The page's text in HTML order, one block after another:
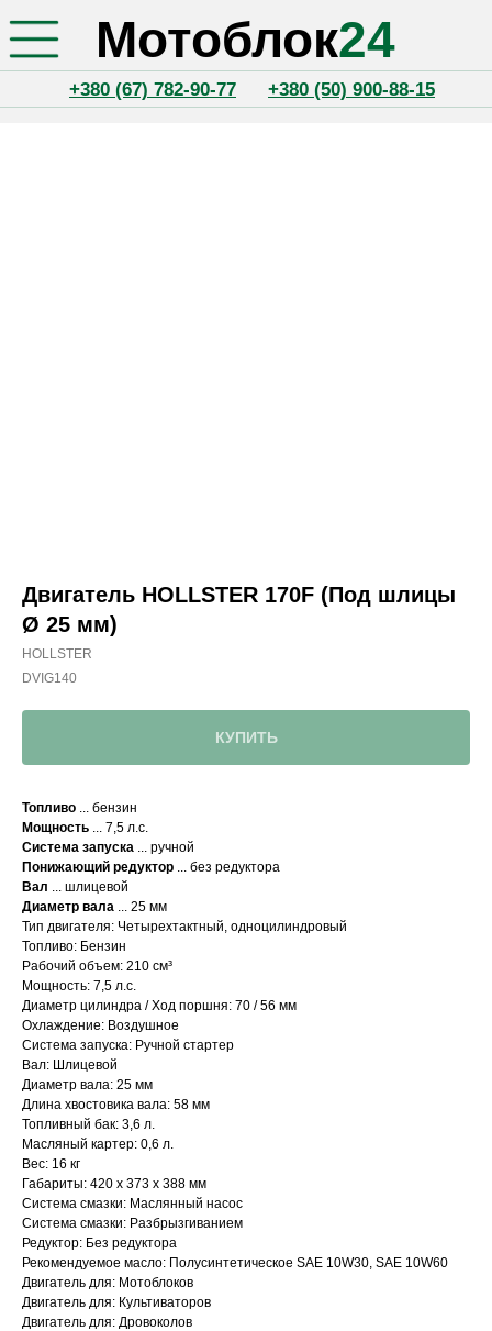
Мотоблок24
Двигатель HOLLSTER 170F (Под шлицы
Ø 25 мм)
HOLLSTER
DVIG140
КУПИТЬ
Топливо ... бензин
Мощность ... 7,5 л.с.
Система запуска ... ручной
Понижающий редуктор ... без редуктора
Вал ... шлицевой
Диаметр вала ... 25 мм
Тип двигателя: Четырехтактный, одноцилиндровый
Топливо: Бензин
Рабочий объем: 210 см³
Мощность: 7,5 л.с.
Диаметр цилиндра / Ход поршня: 70 / 56 мм
Охлаждение: Воздушное
Система запуска: Ручной стартер
Вал: Шлицевой
Диаметр вала: 25 мм
Длина хвостовика вала: 58 мм
Топливный бак: 3,6 л.
Масляный картер: 0,6 л.
Вес: 16 кг
Габариты: 420 x 373 x 388 мм
Система смазки: Маслянный насос
Система смазки: Разбрызгиванием
Редуктор: Без редуктора
Рекомендуемое масло: Полусинтетическое SAE 10W30, SAE 10W60
Двигатель для: Мотоблоков
Двигатель для: Культиваторов
Двигатель для: Дровоколов
Отправка
БЕЗ предоплаты
Привезем
БЕСПЛАТНО